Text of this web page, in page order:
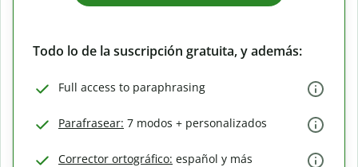
Todo lo de la suscripción gratuita, y además:
Full access to paraphrasing
Parafrasear: 7 modos + personalizados
Corrector ortográfico: español y más